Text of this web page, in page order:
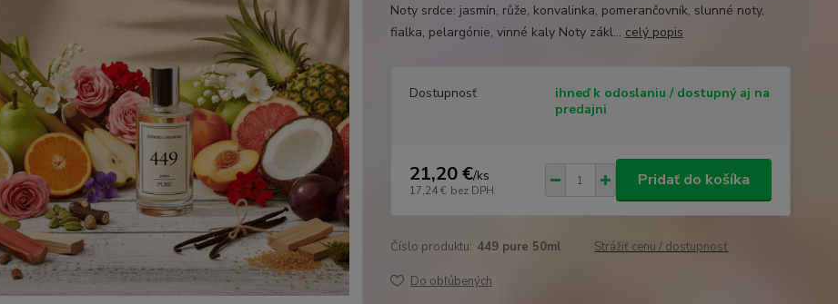
Noty srdce: jasmín, růže, konvalinka, pomerančovník, slunné noty,
fialka, pelargónie, vinné kaly Noty zákl... celý popis
Dostupnosť
ihneď k odoslaniu / dostupný aj na
predajni
21,20 €/ks
17,24 € bez DPH
Pridať do košíka
Číslo produktu: 449 pure 50ml Strážiť cenu / dostupnosť
Do obľúbených